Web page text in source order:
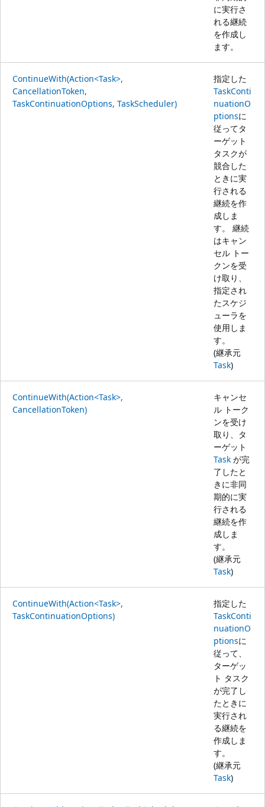
に実行さ
れる継続
を作成し
ます。
ContinueWith(Action<Task>,
CancellationToken,
TaskContinuationOptions, TaskScheduler)
指定した
TaskConti
nuationO
ptionsに
従ってタ
ーゲット
タスクが
競合した
ときに実
行される
継続を作
成しま
す。 継続
はキャン
セル トー
クンを受
け取り、
指定され
たスケジ
ューラを
使用しま
す。
(継承元
Task)
ContinueWith(Action<Task>,
CancellationToken)
キャンセ
ル トーク
ンを受け
取り、タ
ーゲット
Task が完
了したと
きに非同
期的に実
行される
継続を作
成しま
す。
(継承元
Task)
ContinueWith(Action<Task>,
TaskContinuationOptions)
指定した
TaskConti
nuationO
ptionsに
従って、
ターゲッ
ト タスク
が完了し
たときに
実行され
る継続を
作成しま
す。
(継承元
Task)